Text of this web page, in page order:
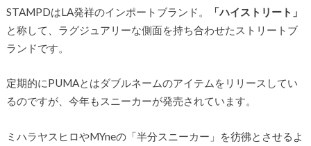
STAMPDはLA発祥のインポートブランド。
「ハイストリート」
と称して、ラグジュアリーな側面を持ち合わせたストリートブ
ランドです。
定期的にPUMAとはダブルネームのアイテムをリリースしてい
るのですが、今年もスニーカーが発売されています。
ミハラヤスヒロやMYneの「半分スニーカー」を彷彿とさせるよ